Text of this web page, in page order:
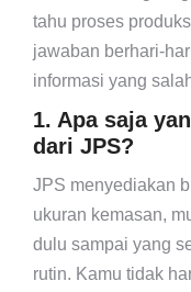
tahu proses
jawaban berhari-
informasi yang
1. Apa saja
dari JPS?
JPS menyediakan
ukuran kemasan,
dulu sampai yang
rutin. Kamu tidak